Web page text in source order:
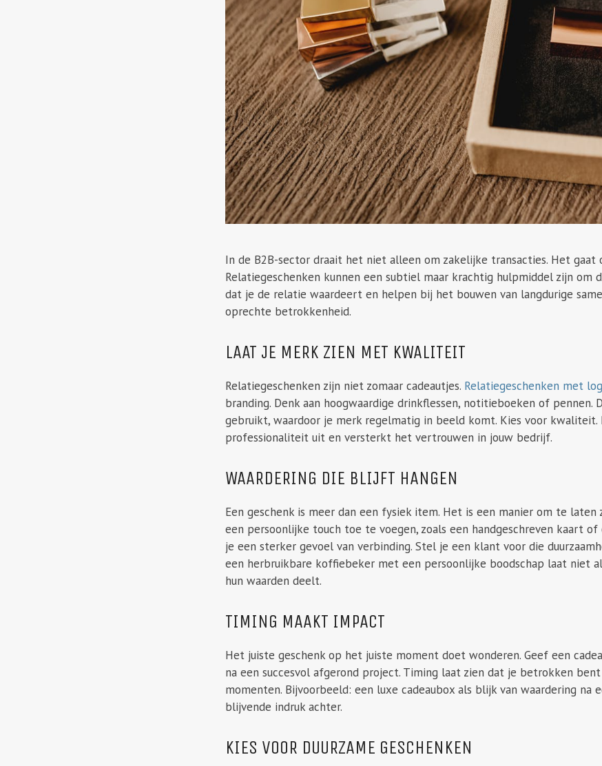
In de B2B-sector draait het niet alleen om zakelijke transacties. Het gaat
Relatiegeschenken kunnen een subtiel maar krachtig hulpmiddel zijn om
dat je de relatie waardeert en helpen bij het bouwen van langdurige
oprechte betrokkenheid.
LAAT JE MERK ZIEN MET KWALITEIT
Relatiegeschenken zijn niet zomaar cadeautjes. Relatiegeschenken met
branding. Denk aan hoogwaardige drinkflessen, notitieboeken of pennen.
gebruikt, waardoor je merk regelmatig in beeld komt. Kies voor kwaliteit.
professionaliteit uit en versterkt het vertrouwen in jouw bedrijf.
WAARDERING DIE BLIJFT HANGEN
Een geschenk is meer dan een fysiek item. Het is een manier om te
een persoonlijke touch toe te voegen, zoals een handgeschreven kaart
je een sterker gevoel van verbinding. Stel je een klant voor die
een herbruikbare koffiebeker met een persoonlijke boodschap laat niet
hun waarden deelt.
TIMING MAAKT IMPACT
Het juiste geschenk op het juiste moment doet wonderen. Geef een
na een succesvol afgerond project. Timing laat zien dat je betrokken
momenten. Bijvoorbeeld: een luxe cadeaubox als blijk van waardering na
blijvende indruk achter.
KIES VOOR DUURZAME GESCHENKEN